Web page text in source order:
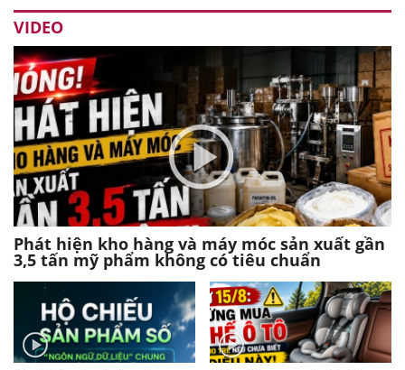
VIDEO
Phát hiện kho hàng và máy móc sản xuất gần
3,5 tấn mỹ phẩm không có tiêu chuẩn